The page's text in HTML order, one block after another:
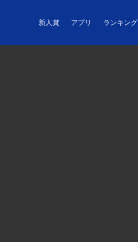
新人賞 アプリ ランキング